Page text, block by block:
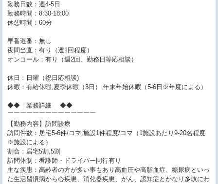
勤務日数：週4-5日
勤務時間：8:30-18:00
休憩時間：60分
早番遅番：無し
夜間当直：有り（週1回程度）
オンコール：有り（週2回、勤務日等応相談）
休日：日曜（祝日応相談)
休暇：有給休暇,夏季休暇（3日）,年末年始休暇（5-6日※年度による）
◆◆ 業務詳細 ◆◆
￣￣￣￣￣￣￣￣￣￣￣￣￣￣
【勤務内容】訪問診療
訪問件数：居宅5-6件/コマ,施設1件程度/コマ（1施設あたり9-20名程度
※施設による）
割合：居宅5割,5割
訪問体制：看護師・ドライバー同行有り
主な疾患：高齢者の方が多い事もあり高血圧や高脂血症、糖尿病といっ
た生活習慣病から心疾患、消化器疾患、がん、認知症とかなり多岐にわ